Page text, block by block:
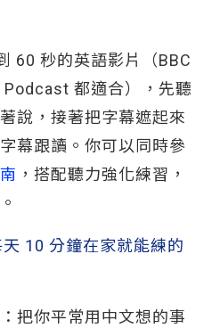
60 秒的英語影片（BBC
都適合），先聽
說，接著把字幕遮起來
幕跟讀。你可以同時參
，搭配聽力強化練習，
10 分鐘在家就能練的
把你平常用中文想的事